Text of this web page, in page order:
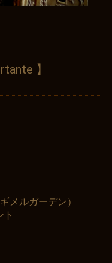
】
メルガーデン）
ト